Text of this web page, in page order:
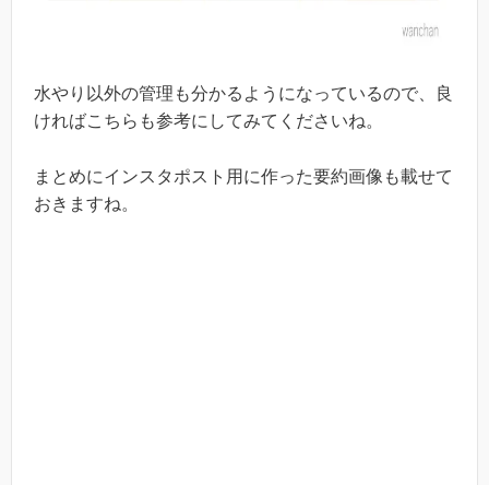
水やり以外の管理も分かるようになっているので、良
ければこちらも参考にしてみてくださいね。
まとめにインスタポスト用に作った要約画像も載せて
おきますね。